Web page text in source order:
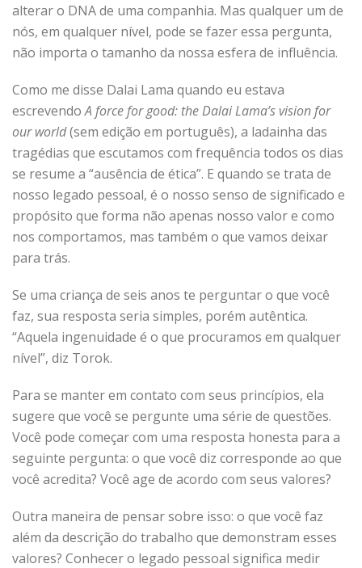
alterar o DNA de uma companhia. Mas qualquer um de
nós, em qualquer nível, pode se fazer essa pergunta,
não importa o tamanho da nossa esfera de influência.
Como me disse Dalai Lama quando eu estava
escrevendoA force for good: the Dalai Lama’s vision for
our world(sem edição em português), a ladainha das
tragédias que escutamos com frequência todos os dias
se resume a “ausência de ética”. E quando se trata de
nosso legado pessoal, é o nosso senso de significado e
propósito que forma não apenas nosso valor e como
nos comportamos, mas também o que vamos deixar
para trás.
Se uma criança de seis anos te perguntar o que você
faz, sua resposta seria simples, porém autêntica.
“Aquela ingenuidade é o que procuramos em qualquer
nível”, diz Torok.
Para se manter em contato com seus princípios, ela
sugere que você se pergunte uma série de questões.
Você pode começar com uma resposta honesta para a
seguinte pergunta: o que você diz corresponde ao que
você acredita? Você age de acordo com seus valores?
Outra maneira de pensar sobre isso: o que você faz
além da descrição do trabalho que demonstram esses
valores? Conhecer o legado pessoal significa medir